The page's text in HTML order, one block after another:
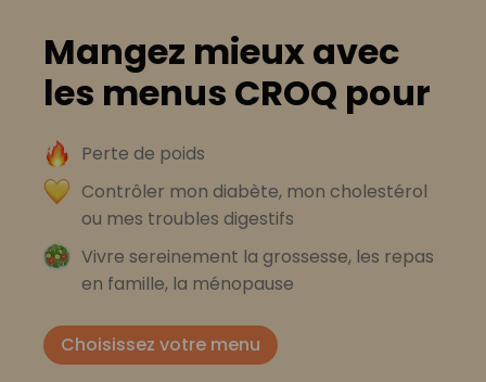
Mangez mieux avec
les menus CROQ pour
Perte de poids
Contrôler mon diabète, mon cholestérol
ou mes troubles digestifs
Vivre sereinement la grossesse, les repas
en famille, la ménopause
Choisissez votre menu